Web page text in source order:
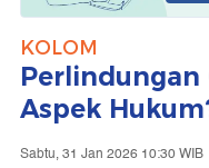
KOLOM
Perlindungan
Aspek
Sabtu, 31 Jan 2026 10:30 WIB